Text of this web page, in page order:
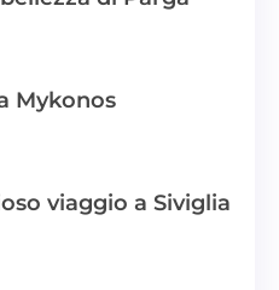
Mykonos
viaggio a Siviglia